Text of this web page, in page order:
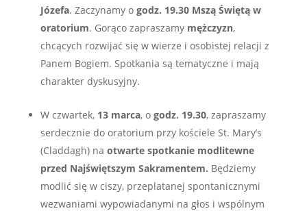
Józefa. Zaczynamy o godz. 19.30 Mszą Świętą w
oratorium. Gorąco zapraszamy mężczyzn,
chcących rozwijać się w wierze i osobistej relacji z
Panem Bogiem. Spotkania są tematyczne i mają
charakter dyskusyjny.
W czwartek, 13 marca, o godz. 19.30, zapraszamy
serdecznie do oratorium przy kościele St. Mary’s
(Claddagh) na otwarte spotkanie modlitewne
przed Najświętszym Sakramentem. Będziemy
modlić się w ciszy, przeplatanej spontanicznymi
wezwaniami wypowiadanymi na głos i wspólnym